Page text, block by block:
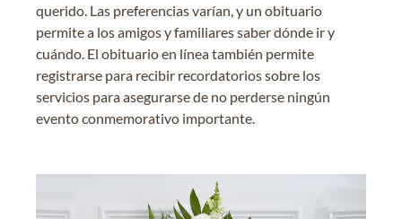
querido. Las preferencias varían, y un obituario
permite a los amigos y familiares saber dónde ir y
cuándo. El obituario en línea también permite
registrarse para recibir recordatorios sobre los
servicios para asegurarse de no perderse ningún
evento conmemorativo importante.